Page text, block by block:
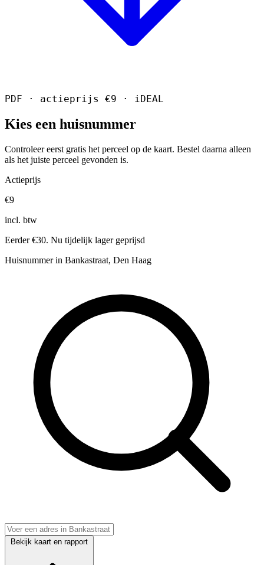
PDF · actieprijs €9 · iDEAL
Kies een huisnummer
Controleer eerst gratis het perceel op de kaart. Bestel daarna alleen
als het juiste perceel gevonden is.
Actieprijs
€9
incl. btw
Eerder €30. Nu tijdelijk lager geprijsd
Huisnummer in Bankastraat, Den Haag
Bekijk kaart en rapport